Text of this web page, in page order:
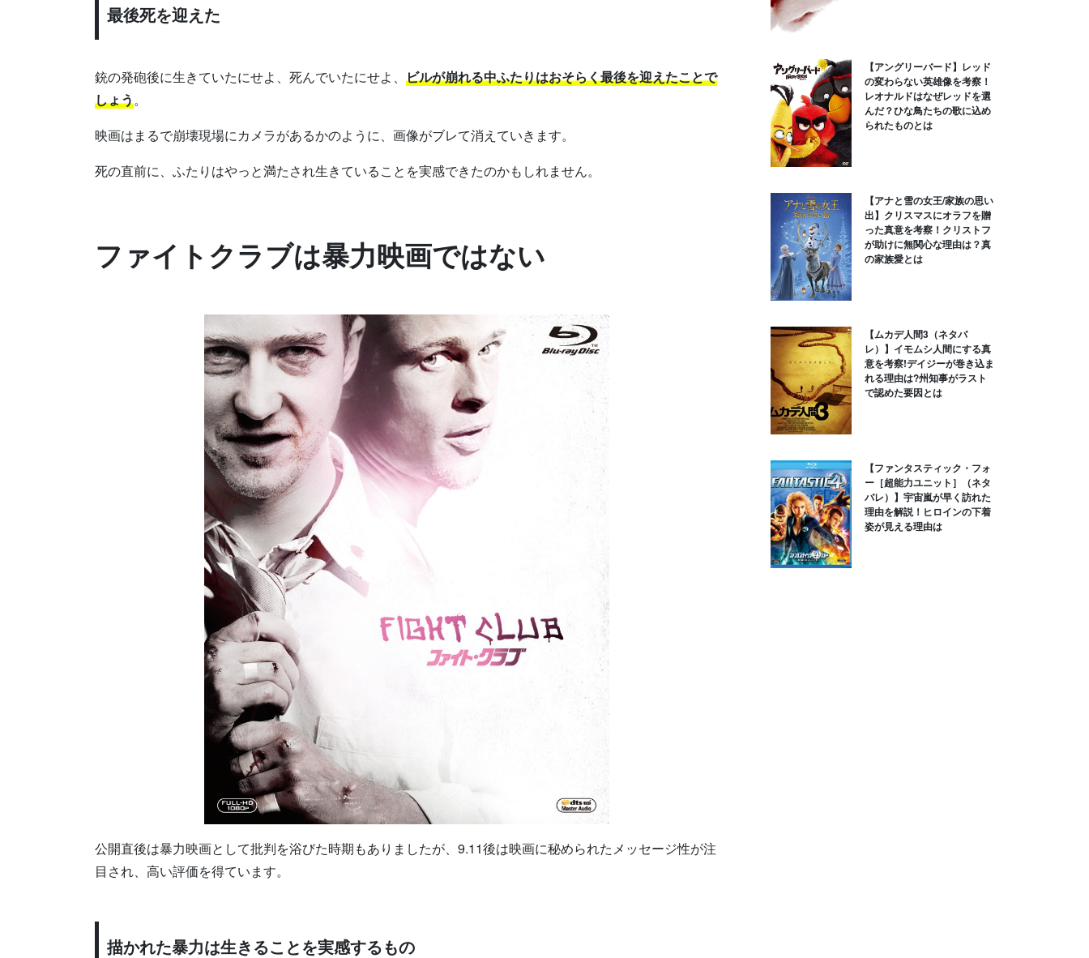
最後死を迎えた
銃の発砲後に生きていたにせよ、死んでいたにせよ、 ビルが崩れる中ふたりはおそらく最後を迎えたことで
しょう。
映画はまるで崩壊現場にカメラがあるかのように、画像がブレて消えていきます。
死の直前に、ふたりはやっと満たされ生きていることを実感できたのかもしれません。
ファイトクラブは暴力映画ではない
公開直後は暴力映画として批判を浴びた時期もありましたが、9.11後は映画に秘められたメッセージ性が注
目され、高い評価を得ています。
描かれた暴力は生きることを実感するもの
【アングリーバード】レッド
の変わらない英雄像を考察！
レオナルドはなぜレッドを選
んだ？ひな鳥たちの歌に込め
られたものとは
【アナと雪の女王/家族の思い
出】クリスマスにオラフを贈
った真意を考察！クリストフ
が助けに無関心な理由は？真
の家族愛とは
【ムカデ人間3（ネタバ
レ）】イモムシ人間にする真
意を考察!デイジーが巻き込ま
れる理由は?州知事がラスト
で認めた要因とは
【ファンタスティック・フォ
ー［超能力ユニット］（ネタ
バレ）】宇宙嵐が早く訪れた
理由を解説！ヒロインの下着
姿が見える理由は